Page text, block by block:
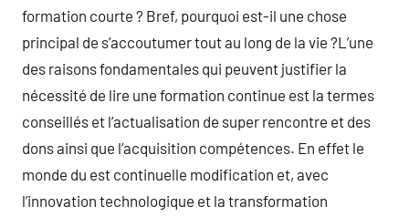
formation courte ? Bref, pourquoi est-il une chose
principal de s’accoutumer tout au long de la vie ?L’une
des raisons fondamentales qui peuvent justifier la
nécessité de lire une formation continue est la termes
conseillés et l’actualisation de super rencontre et des
dons ainsi que l’acquisition compétences. En effet le
monde du est continuelle modification et, avec
l’innovation technologique et la transformation